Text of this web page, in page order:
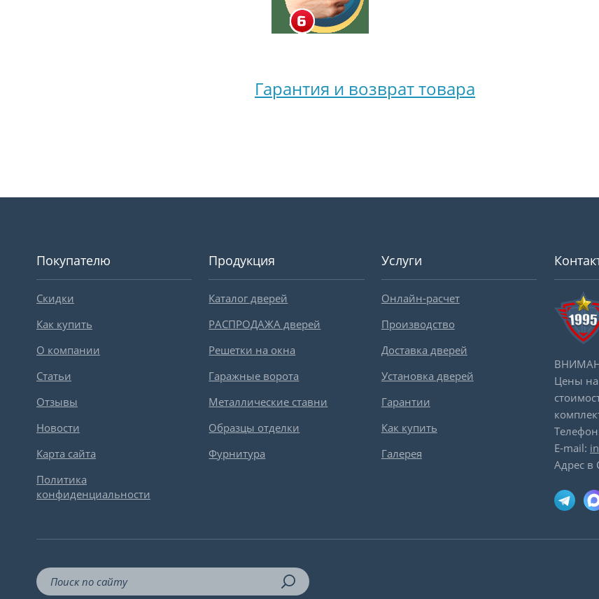
Гарантия и возврат товара
Покупателю
Скидки
Как купить
О компании
Статьи
Отзывы
Новости
Карта сайта
Политика
конфиденциальности
Продукция
Каталог дверей
РАСПРОДАЖА дверей
Решетки на окна
Гаражные ворота
Металлические ставни
Образцы отделки
Фурнитура
Услуги
Онлайн-расчет
Производство
Доставка дверей
Установка дверей
Гарантии
Как купить
Галерея
Цены на
E-mail:
Адрес в